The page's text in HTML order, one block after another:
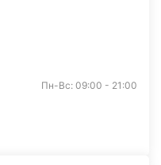
Пн-Вс: 09:00 - 21:00